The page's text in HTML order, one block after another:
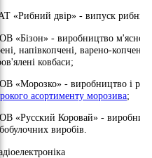
«Рибний двір» - випуск рибних
«Бізон» - виробництво м'ясної
напівкопчені, варено-копчені,
ковбаси;
«Морозко» - виробництво і
асортименту морозива;
«Русский Коровай» -
виробів.